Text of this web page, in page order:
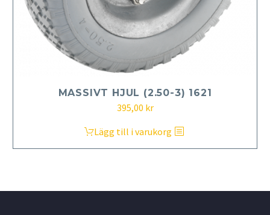
MASSIVT HJUL (2.50-3) 1621
395,00 kr
Lägg till i varukorg